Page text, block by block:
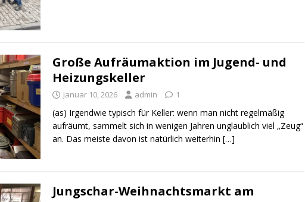
Große Aufräumaktion im Jugend- und
Heizungskeller
Januar 10, 2026 admin 1
(as) Irgendwie typisch für Keller: wenn man nicht regelmäßig
aufräumt, sammelt sich in wenigen Jahren unglaublich viel „Zeug“
an. Das meiste davon ist natürlich weiterhin […]
Jungschar-Weihnachtsmarkt am